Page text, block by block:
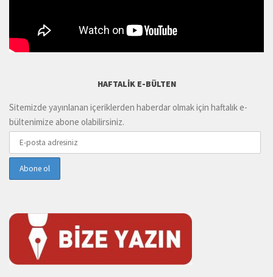
HAFTALIK E-BÜLTEN
Sitemizde yayınlanan içeriklerden haberdar olmak için haftalık e-
bültenimize abone olabilirsiniz.